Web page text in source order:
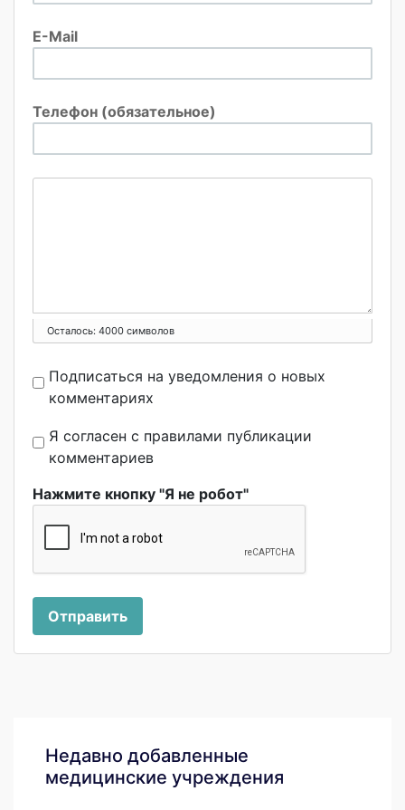
E-Mail
Телефон (обязательное)
Осталось: 4000 символов
Подписаться на уведомления о новых
комментариях
Я согласен с правилами публикации
комментариев
Нажмите кнопку "Я не робот"
Отправить
Недавно добавленные
медицинские учреждения